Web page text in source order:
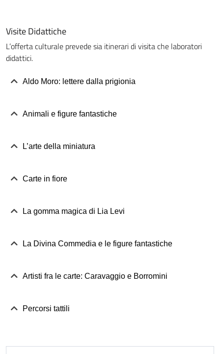
Visite Didattiche
L’offerta culturale prevede sia itinerari di visita che laboratori
didattici.
Aldo Moro: lettere dalla prigionia
Animali e figure fantastiche
L’arte della miniatura
Carte in fiore
La gomma magica di Lia Levi
La Divina Commedia e le figure fantastiche
Artisti fra le carte: Caravaggio e Borromini
Percorsi tattili